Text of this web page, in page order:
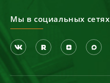
Мы в социальных сетях